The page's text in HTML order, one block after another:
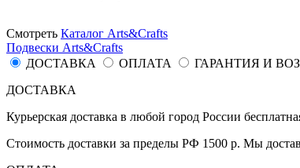
Смотреть Каталог Аrts&Сrafts
Подвески Аrts&Сrafts
ДОСТАВКА
ОПЛАТА
ГАРАНТИЯ И
ДОСТАВКА
Курьерская доставка в любой город России
Стоимость доставки за пределы РФ 1500 р. Мы